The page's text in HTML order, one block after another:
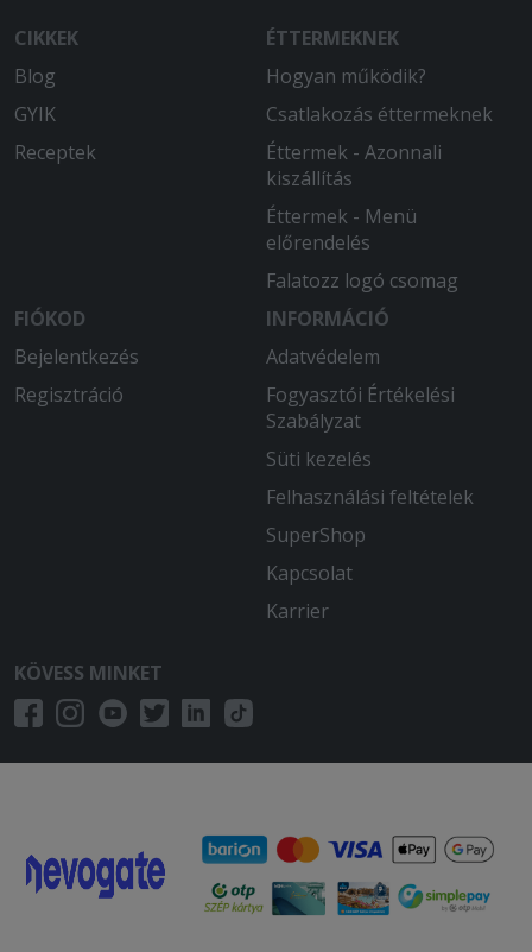
CIKKEK
Blog
GYIK
Receptek
ÉTTERMEKNEK
Hogyan működik?
Csatlakozás éttermeknek
Éttermek - Azonnali
kiszállítás
Éttermek - Menü
előrendelés
Falatozz logó csomag
FIÓKOD
Bejelentkezés
Regisztráció
INFORMÁCIÓ
Adatvédelem
Fogyasztói Értékelési
Szabályzat
Süti kezelés
Felhasználási feltételek
SuperShop
Kapcsolat
Karrier
KÖVESS MINKET